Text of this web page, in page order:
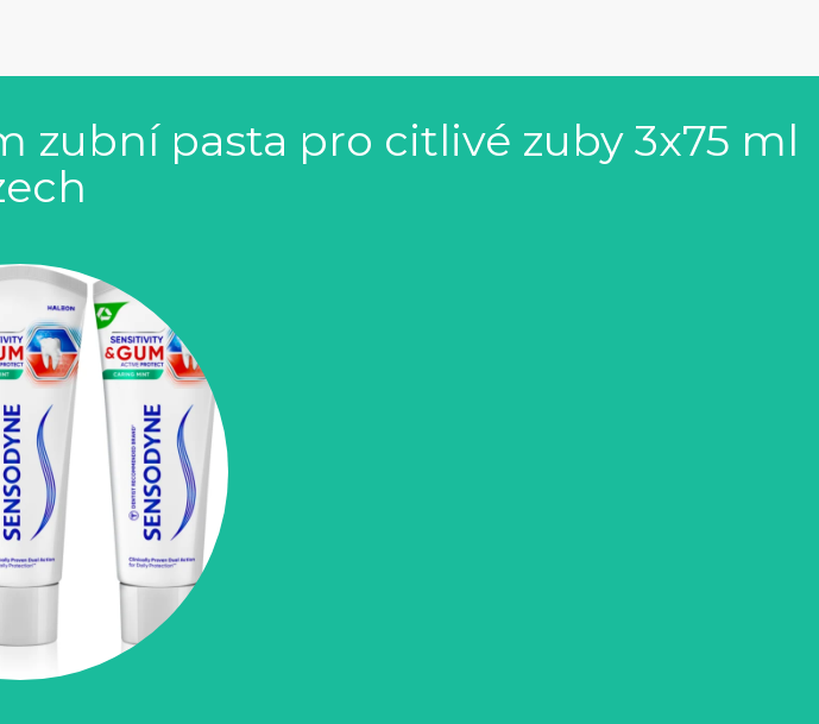
zubní pasta pro citlivé zuby 3x75 ml